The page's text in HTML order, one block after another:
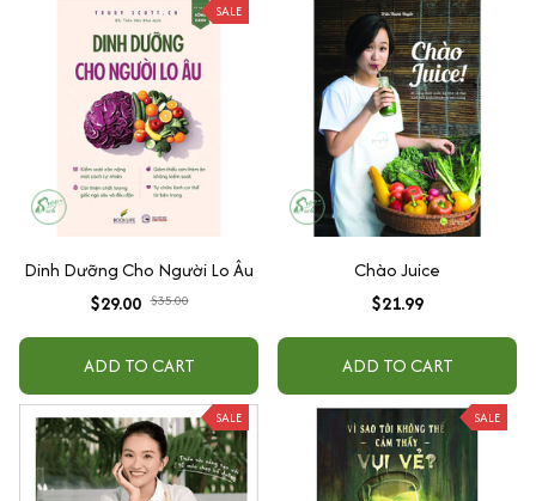
SALE
Dinh Dưỡng Cho Người Lo Âu
$29.00 $35.00
ADD TO CART
Chào Juice
$21.99
ADD TO CART
SALE SALE